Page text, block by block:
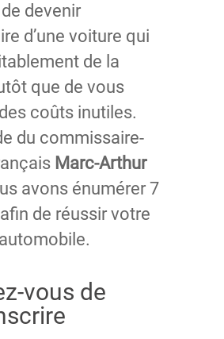
devenir
d’une voiture qui
de la
que de vous
coûts inutiles.
du commissaire-
Marc-Arthur
avons énumérer 7
de réussir votre
vous de